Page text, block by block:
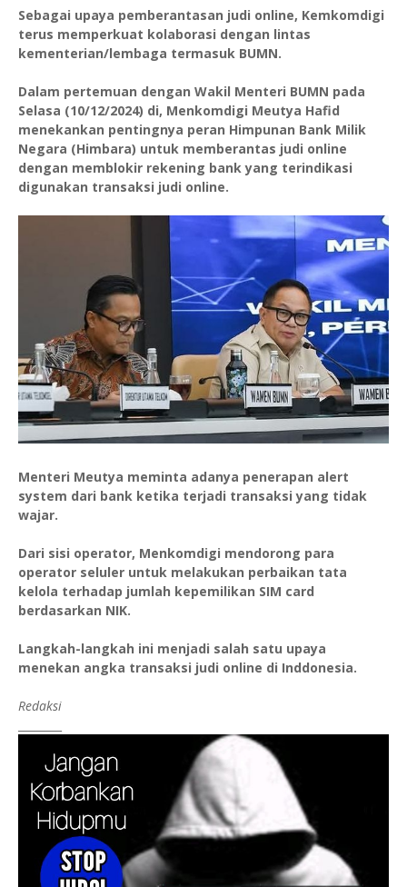
Sebagai upaya pemberantasan judi online, Kemkomdigi
terus memperkuat kolaborasi dengan lintas
kementerian/lembaga termasuk BUMN.
Dalam pertemuan dengan Wakil Menteri BUMN pada
Selasa (10/12/2024) di, Menkomdigi Meutya Hafid
menekankan pentingnya peran Himpunan Bank Milik
Negara (Himbara) untuk memberantas judi online
dengan memblokir rekening bank yang terindikasi
digunakan transaksi judi online.
Menteri Meutya meminta adanya penerapan alert
system dari bank ketika terjadi transaksi yang tidak
wajar. ⁠
Dari sisi operator, Menkomdigi mendorong para
operator seluler untuk melakukan perbaikan tata
kelola terhadap jumlah kepemilikan SIM card
berdasarkan NIK.
Langkah-langkah ini menjadi salah satu upaya
menekan angka transaksi judi online di Inddonesia.
Redaksi